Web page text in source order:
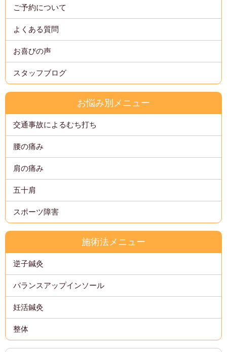
ご予約について
よくある質問
お喜びの声
スタッフブログ
お悩み別メニュー
交通事故によるむち打ち
腰の痛み
肩の痛み
五十肩
スポーツ障害
施術法メニュー
逆子鍼灸
バランスアップインソール
妊活鍼灸
整体